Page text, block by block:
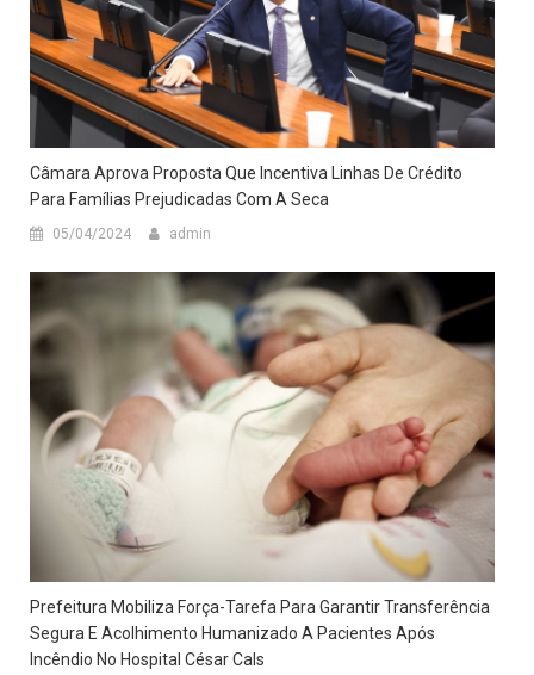
Câmara Aprova Proposta Que Incentiva Linhas De Crédito
Para Famílias Prejudicadas Com A Seca
05/04/2024 admin
Prefeitura Mobiliza Força-Tarefa Para Garantir Transferência
Segura E Acolhimento Humanizado A Pacientes Após
Incêndio No Hospital César Cals